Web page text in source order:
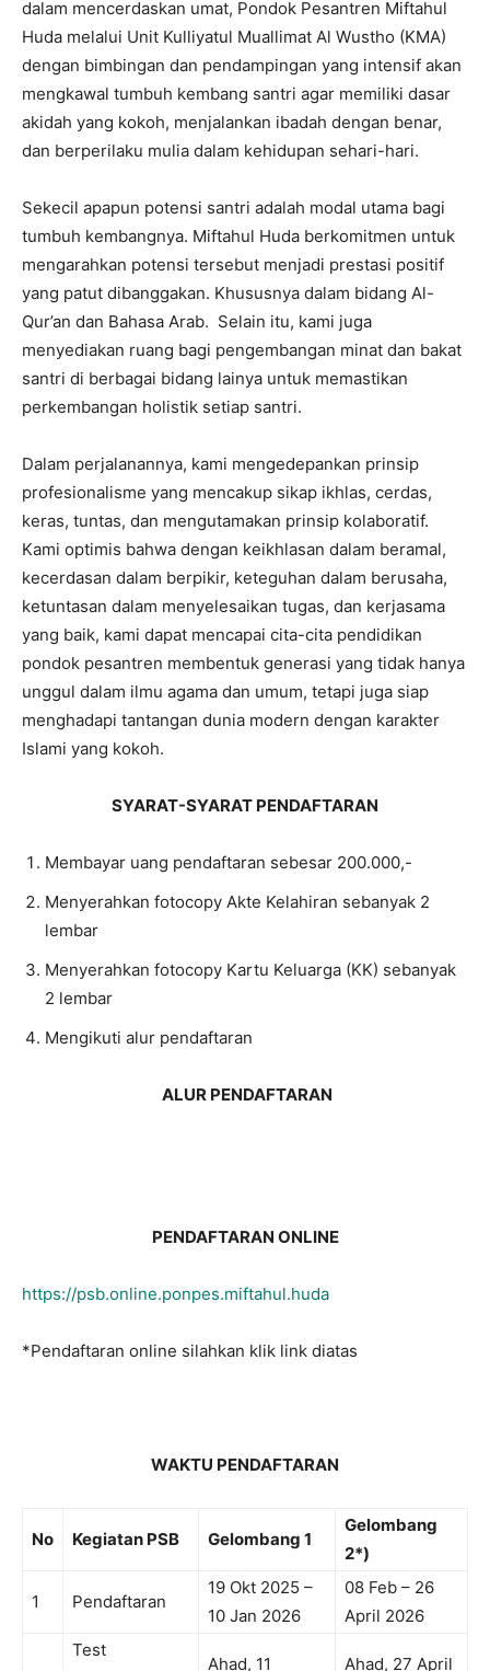
dalam mencerdaskan umat, Pondok Pesantren Miftahul
Huda melalui Unit Kulliyatul Muallimat Al Wustho (KMA)
dengan bimbingan dan pendampingan yang intensif akan
mengkawal tumbuh kembang santri agar memiliki dasar
akidah yang kokoh, menjalankan ibadah dengan benar,
dan berperilaku mulia dalam kehidupan sehari-hari.
Sekecil apapun potensi santri adalah modal utama bagi
tumbuh kembangnya. Miftahul Huda berkomitmen untuk
mengarahkan potensi tersebut menjadi prestasi positif
yang patut dibanggakan. Khususnya dalam bidang Al-
Qur’an dan Bahasa Arab. Selain itu, kami juga
menyediakan ruang bagi pengembangan minat dan bakat
santri di berbagai bidang lainya untuk memastikan
perkembangan holistik setiap santri.
Dalam perjalanannya, kami mengedepankan prinsip
profesionalisme yang mencakup sikap ikhlas, cerdas,
keras, tuntas, dan mengutamakan prinsip kolaboratif.
Kami optimis bahwa dengan keikhlasan dalam beramal,
kecerdasan dalam berpikir, keteguhan dalam berusaha,
ketuntasan dalam menyelesaikan tugas, dan kerjasama
yang baik, kami dapat mencapai cita-cita pendidikan
pondok pesantren membentuk generasi yang tidak hanya
unggul dalam ilmu agama dan umum, tetapi juga siap
menghadapi tantangan dunia modern dengan karakter
Islami yang kokoh.
SYARAT-SYARAT PENDAFTARAN
Membayar uang pendaftaran sebesar 200.000,-
Menyerahkan fotocopy Akte Kelahiran sebanyak 2
lembar
Menyerahkan fotocopy Kartu Keluarga (KK) sebanyak
2 lembar
Mengikuti alur pendaftaran
ALUR PENDAFTARAN
PENDAFTARAN ONLINE
https://psb.online.ponpes.miftahul.huda
*Pendaftaran online silahkan klik link diatas
WAKTU PENDAFTARAN
No Kegiatan PSB Gelombang 1
Gelombang
2*)
1 Pendaftaran
19 Okt 2025 –
10 Jan 2026
08 Feb – 26
April 2026
Test
Ahad, 11 Ahad, 27 April